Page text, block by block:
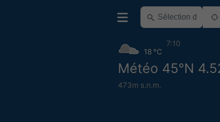
Météo 45°N
473m s.n.m.
18 °C
7:10